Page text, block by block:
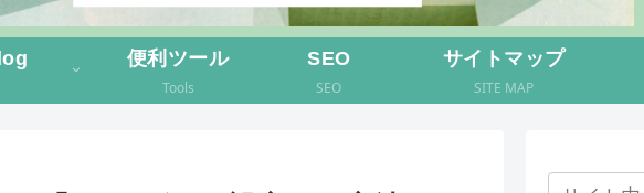
便利ツール
Tools
SEO
SEO
サイトマップ
SITE MAP